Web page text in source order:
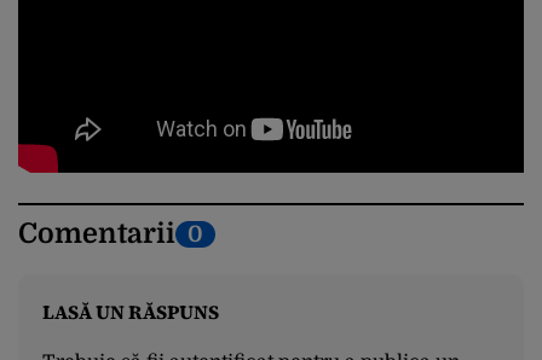
Comentarii 0
LASĂ UN RĂSPUNS